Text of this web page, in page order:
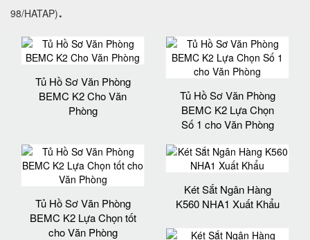
98/HATAP).
Tủ Hồ Sơ Văn Phòng
BEMC K2 Cho Văn
Phòng
Tủ Hồ Sơ Văn Phòng
BEMC K2 Lựa Chọn
Số 1 cho Văn Phòng
Tủ Hồ Sơ Văn Phòng
BEMC K2 Lựa Chọn tốt
cho Văn Phòng
Két Sắt Ngân Hàng
K560 NHA1 Xuất Khẩu